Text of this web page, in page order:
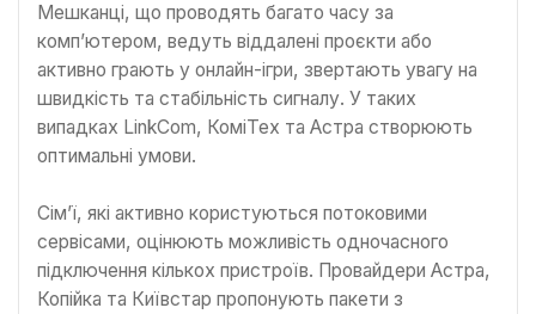
Мешканці, що проводять багато часу за
комп’ютером, ведуть віддалені проєкти або
активно грають у онлайн-ігри, звертають увагу на
швидкість та стабільність сигналу. У таких
випадках LinkCom, КоміТех та Астра створюють
оптимальні умови.
Сім’ї, які активно користуються потоковими
сервісами, оцінюють можливість одночасного
підключення кількох пристроїв. Провайдери Астра,
Копійка та Київстар пропонують пакети з